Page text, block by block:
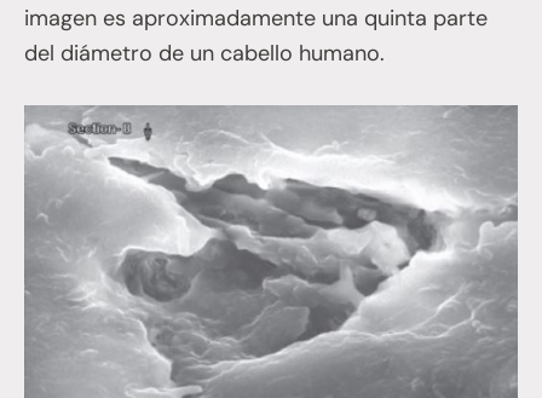
imagen es aproximadamente una quinta parte
del diámetro de un cabello humano.